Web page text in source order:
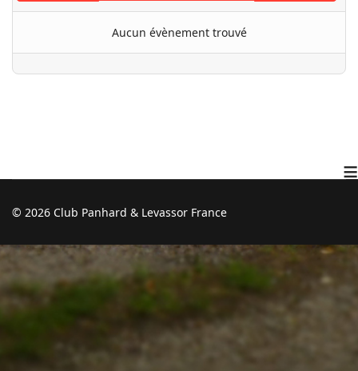
Aucun évènement trouvé
≡
© 2026 Club Panhard & Levassor France